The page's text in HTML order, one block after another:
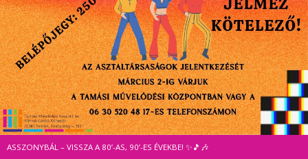
ASSZONYBÁL – VISSZA A 80’-AS, 90’-ES ÉVEKBE! ✨🎵🎶